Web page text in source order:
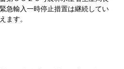
急輸入一時停止措置は継続してい
ます。